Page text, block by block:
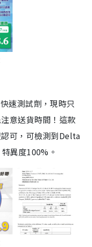
速測試劑，現時只
意送貨時間！這款
可，可檢測到Delta
異度100%。